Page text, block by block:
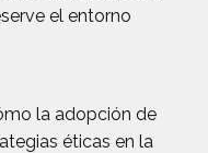
el entorno
la adopción de
éticas en la